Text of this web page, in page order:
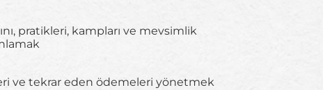
pratikleri, kampları ve mevsimlik
ve tekrar eden ödemeleri yönetmek